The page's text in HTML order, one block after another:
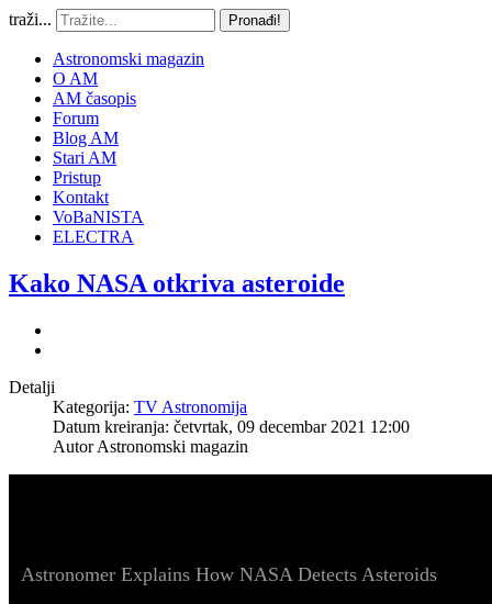
traži... Pronađi!
Astronomski magazin
O AM
AM časopis
Forum
Blog AM
Stari AM
Pristup
Kontakt
VoBaNISTA
ELECTRA
Kako NASA otkriva asteroide
Detalji
Kategorija: TV Astronomija
Datum kreiranja: četvrtak, 09 decembar 2021 12:00
AutorAstronomski magazin
Astronomer Explains How NASA Detects Asteroids